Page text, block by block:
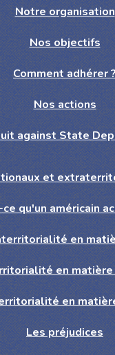
Notre organisation
Nos objectifs
Comment adhérer ?
Nos actions
against State
et
qu'un américain
en
en matière
en
Les préjudices